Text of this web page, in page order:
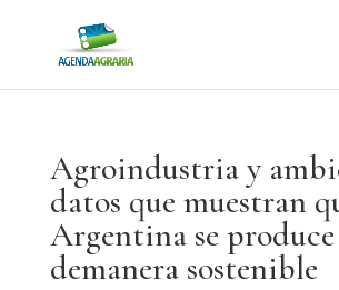
Agroindustria y
datos que muestran
Argentina se produce
demanera sostenible